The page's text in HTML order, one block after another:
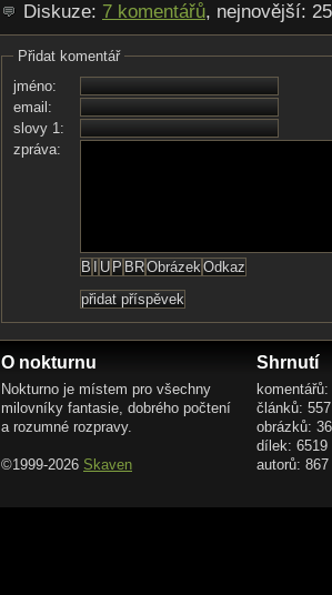
Diskuze: 7 komentářů, nejnovější:
Přidat komentář
jméno:
email:
slovy 1:
zpráva:
O nokturnu
Nokturno je místem pro všechny
milovníky fantasie, dobrého počtení
a rozumné rozpravy.
©1999-2026 Skaven
Shrnutí
článků: 557
obrázků:
dílek: 6519
autorů: 867